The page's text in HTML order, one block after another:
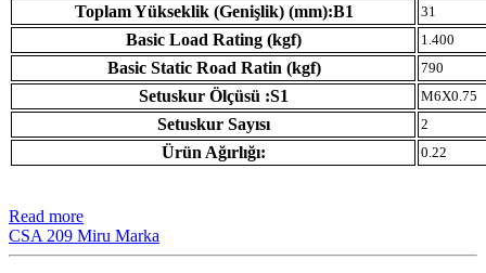
Toplam Yükseklik (Genişlik) (mm):B1 31
Basic Load Rating (kgf) 1.400
Basic Static Road Ratin (kgf) 790
Setuskur Ölçüsü :S1 M6X0.75
Setuskur Sayısı 2
Ürün Ağırlığı: 0.22
Read more
CSA 209 Miru Marka